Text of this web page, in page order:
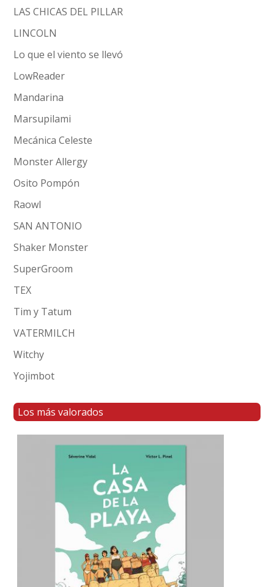
LAS CHICAS DEL PILLAR
LINCOLN
Lo que el viento se llevó
LowReader
Mandarina
Marsupilami
Mecánica Celeste
Monster Allergy
Osito Pompón
Raowl
SAN ANTONIO
Shaker Monster
SuperGroom
TEX
Tim y Tatum
VATERMILCH
Witchy
Yojimbot
Los más valorados